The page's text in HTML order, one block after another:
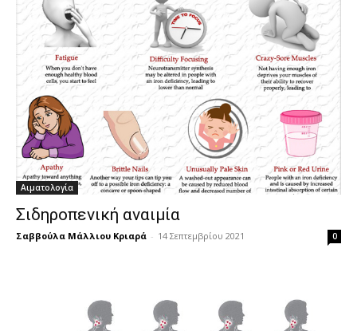
Αιματολογία
Σιδηροπενική αναιμία
Σαββούλα Μάλλιου Κριαρά - 14 Σεπτεμβρίου 2021 0